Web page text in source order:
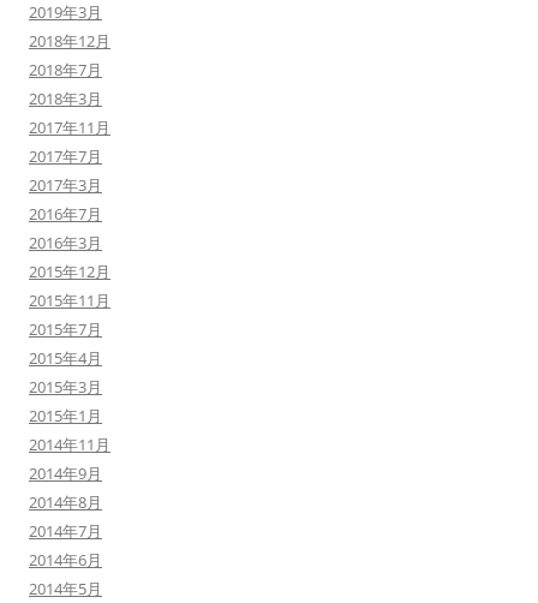
2019年3月
2018年12月
2018年7月
2018年3月
2017年11月
2017年7月
2017年3月
2016年7月
2016年3月
2015年12月
2015年11月
2015年7月
2015年4月
2015年3月
2015年1月
2014年11月
2014年9月
2014年8月
2014年7月
2014年6月
2014年5月